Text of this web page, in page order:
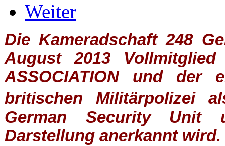
Weiter
Die Kameradschaft 248
August 2013
ASSOCIATIONund der
britischen
Militärpolizei
German Security Unit
Darstellung anerkannt wird.